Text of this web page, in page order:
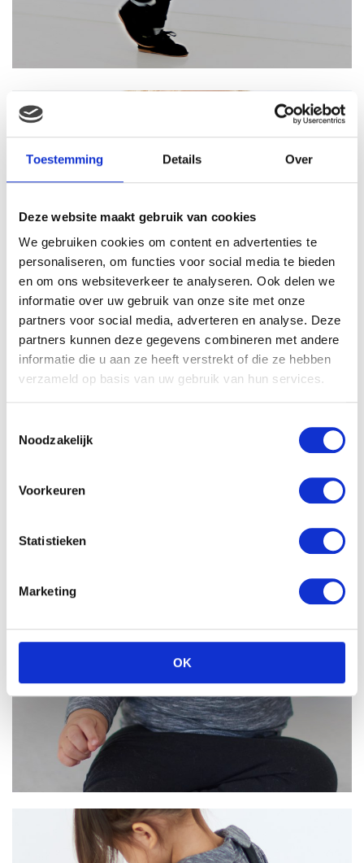
Toestemming Details Over
Deze website maakt gebruik van cookies
We gebruiken cookies om content en advertenties te
personaliseren, om functies voor social media te bieden
en om ons websiteverkeer te analyseren. Ook delen we
informatie over uw gebruik van onze site met onze
partners voor social media, adverteren en analyse. Deze
partners kunnen deze gegevens combineren met andere
informatie die u aan ze heeft verstrekt of die ze hebben
verzameld op basis van uw gebruik van hun services.
Noodzakelijk
Voorkeuren
Statistieken
Marketing
OK